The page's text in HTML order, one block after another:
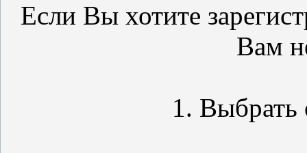
Если Вы хотите
Вам
1. Выбрать